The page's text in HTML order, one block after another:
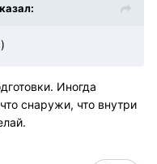
Иногда
снаружи, что внутри